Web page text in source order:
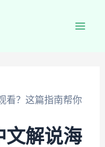
看？这篇指南帮你
文解说海